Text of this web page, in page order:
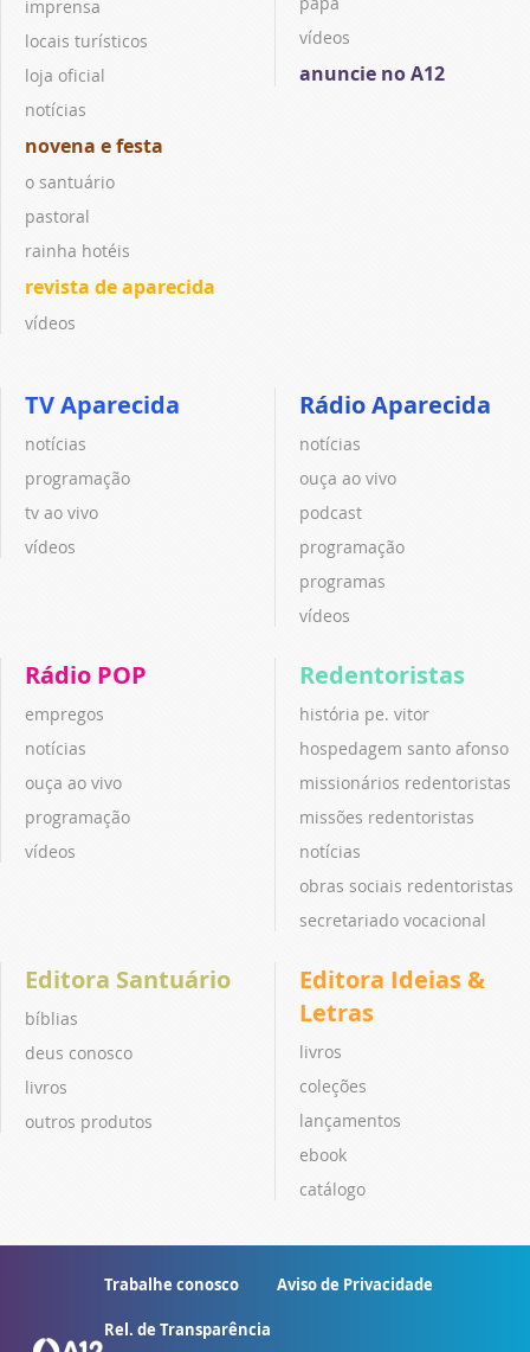
imprensa
locais turísticos
loja oficial
notícias
novena e festa
o santuário
pastoral
rainha hotéis
revista de aparecida
vídeos
vídeos
anuncie no A12
TV Aparecida
notícias
programação
tv ao vivo
vídeos
Rádio Aparecida
notícias
ouça ao vivo
podcast
programação
programas
vídeos
Rádio POP
empregos
notícias
ouça ao vivo
programação
vídeos
Redentoristas
história pe. vitor
hospedagem santo afonso
missionários redentoristas
missões redentoristas
notícias
obras sociais redentoristas
secretariado vocacional
Editora Santuário
bíblias
deus conosco
livros
outros produtos
Editora Ideias &
Letras
livros
coleções
lançamentos
ebook
catálogo
Trabalhe conosco Aviso de Privacidade
Rel. de Transparência